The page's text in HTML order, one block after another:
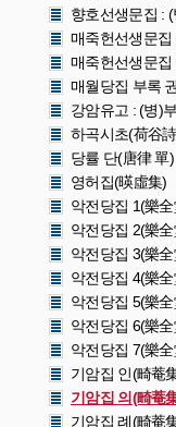
향호선생문집 :
매죽헌선생문집
매죽헌선생문집
매월당집 부록
강암유고 : (병)
하곡시초(荷谷
당률 단(唐律 單)
영허집(暎虛集)
악전당집 1(樂
악전당집 2(樂
악전당집 3(樂
악전당집 4(樂
악전당집 5(樂
악전당집 6(樂
악전당집 7(樂
기암집 인(畸菴
기암집 의(畸菴
기암집 례(畸菴